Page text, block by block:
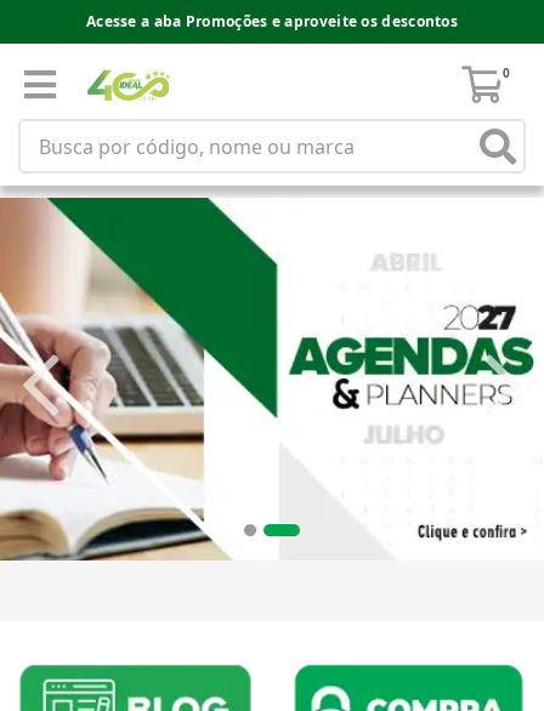
Acesse a aba Promoções e aproveite os descontos
0